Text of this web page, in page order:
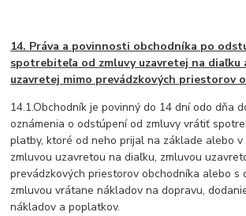
14. Práva a povinnosti obchodníka po
spotrebiteľa od zmluvy uzavretej na diaľku
uzavretej mimo prevádzkových priestorov
14.1.Obchodník je povinný do 14 dní odo dňa
oznámenia o odstúpení od zmluvy vrátiť
platby, ktoré od neho prijal na základe alebo v
zmluvou uzavretou na diaľku, zmluvou
prevádzkových priestorov obchodníka alebo s
zmluvou vrátane nákladov na dopravu,
nákladov a poplatkov.